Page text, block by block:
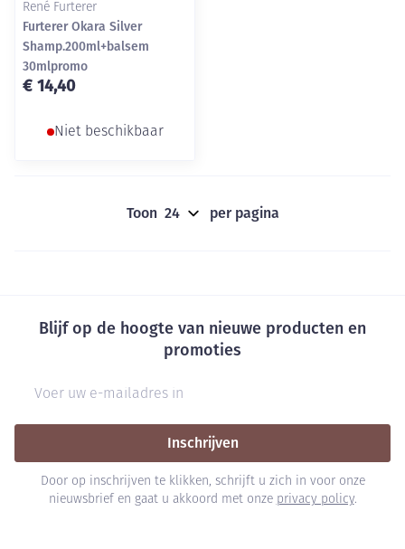
René Furterer
Furterer Okara Silver
Shamp.200ml+balsem
30mlpromo
€ 14,40
Niet beschikbaar
Toon per pagina
Blijf op de hoogte van nieuwe producten en
promoties
Inschrijven
Door op inschrijven te klikken, schrijft u zich in voor onze
nieuwsbrief en gaat u akkoord met onze privacy policy.